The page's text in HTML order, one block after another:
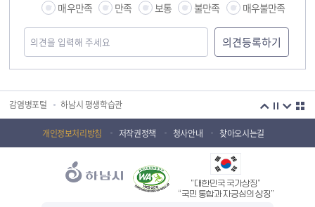
매우만족 만족 보통 불만족 매우불만족
국민안전교육플랫폼
감염병포털 하남시 평생학습관
하남혁신교육지구 huic 하남도시공사
하남종합운동장 국민체육센터 하남문화재단 하남역사박물관
하남시 가족센터
개인정보처리방침 저작권정책 청사안내 찾아오시는길
“대한민국 국가상징”
“국민 통합과 자긍심의 상징”